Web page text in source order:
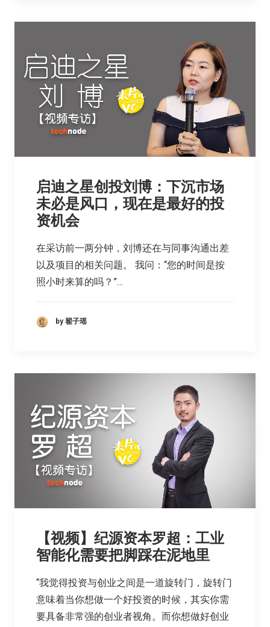
启迪之星创投刘博：下沉市场
未必是风口，现在是最好的投
资机会
在采访前一两分钟，刘博还在与同事沟通出差
以及项目的相关问题。 我问：“您的时间是按
照小时来算的吗？”…
by 翟子瑶
【视频】纪源资本罗超：工业
智能化需要把脚踩在泥地里
“我觉得投资与创业之间是一道旋转门，旋转门
意味着当你想做一个好投资的时候，其实你需
要具备非常强的创业者视角。而你想做好创业